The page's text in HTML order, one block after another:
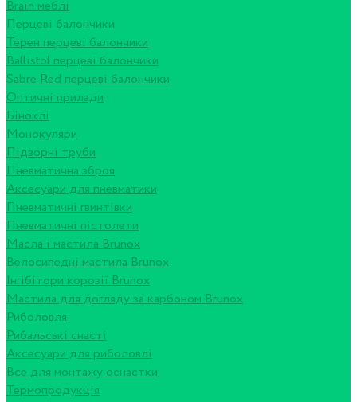
Brain меблі
Перцеві балончики
Терен перцеві балончики
Ballistol перцеві балончики
Sabre Red перцеві балончики
Оптичні прилади
Біноклі
Монокуляри
Підзорні труби
Пневматична зброя
Аксесуари для пневматики
Пневматичні гвинтівки
Пневматичні пістолети
Масла і мастила Brunox
Велосипедні мастила Brunox
Інгібітори корозії Brunox
Мастила для догляду за карбоном Brunox
Риболовля
Рибальські снасті
Аксесуари для риболовлі
Все для монтажу оснастки
Термопродукція